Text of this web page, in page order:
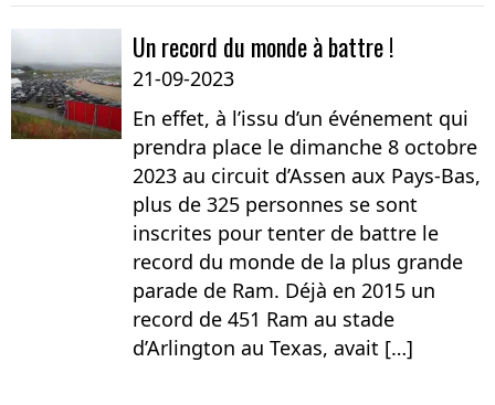
Un record du monde à battre !
21-09-2023
En effet, à l’issu d’un événement qui
prendra place le dimanche 8 octobre
2023 au circuit d’Assen aux Pays-Bas,
plus de 325 personnes se sont
inscrites pour tenter de battre le
record du monde de la plus grande
parade de Ram. Déjà en 2015 un
record de 451 Ram au stade
d’Arlington au Texas, avait […]